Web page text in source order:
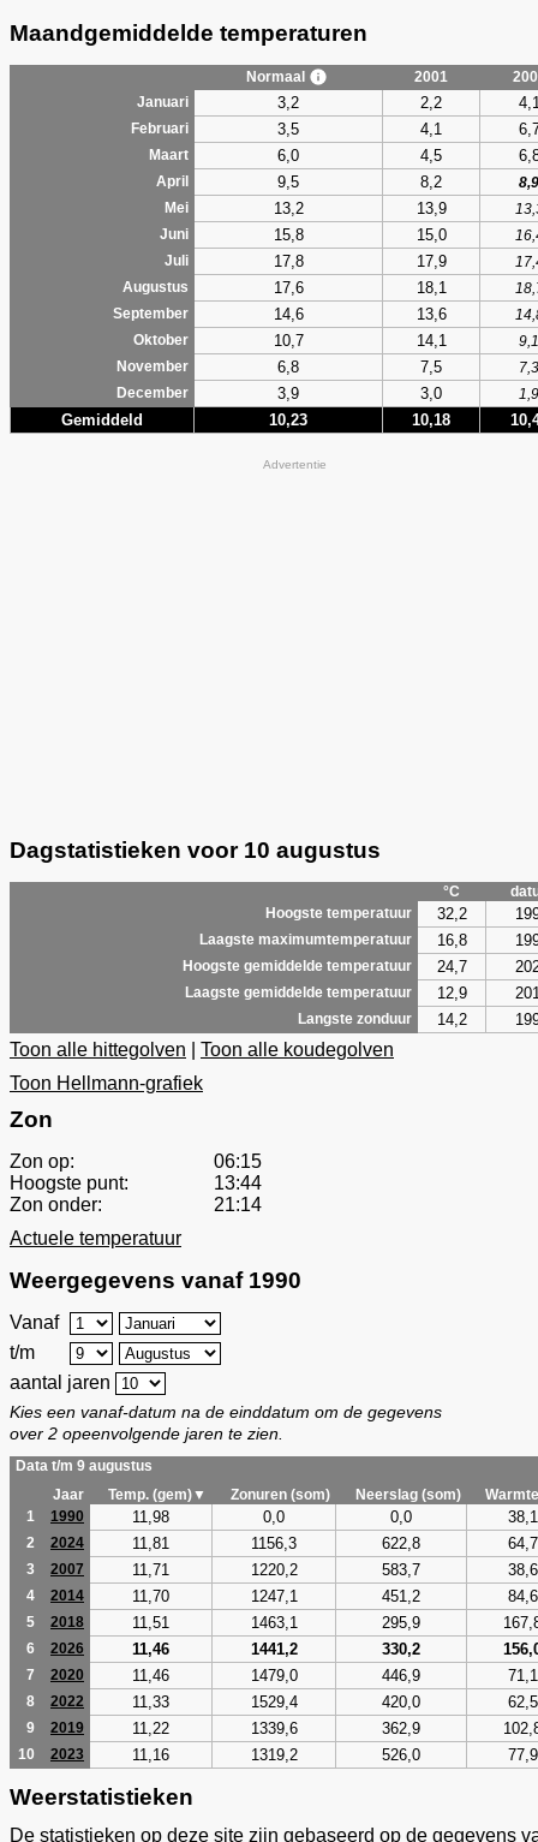
Maandgemiddelde temperaturen
Normaal 2001
Januari
3,2 2,2
Februari 3,5 4,1
Maart 6,0 4,5
April 9,5 8,2
8,9
Mei
13,2 13,9
Juni
15,8 15,0
Juli
17,8 17,9
Augustus
17,6 18,1
September
14,6 13,6
Oktober
10,7 14,1
9,1
November
6,8 7,5
7,3
December
3,9 3,0 1,9
Gemiddeld 10,23 10,18
Advertentie
Dagstatistieken voor 10 augustus
°C
Hoogste temperatuur
32,2
Laagste maximumtemperatuur 16,8
Hoogste gemiddelde temperatuur 24,7
Laagste gemiddelde temperatuur 12,9
Langste zonduur 14,2
Toon alle hittegolven
Toon alle koudegolven
Toon Hellmann-grafiek
Zon
Zon op:
06:15
Hoogste punt:
13:44
Zon onder:
21:14
Actuele temperatuur
Weergegevens vanaf 1990
Vanaf
t/m
aantal jaren
Kies een vanaf-datum na de einddatum om de gegevens
over 2 opeenvolgende jaren te zien.
Data t/m 9 augustus
Jaar
Temp. (gem)▼ Zonuren (som) Neerslag (som)
1
1990 11,98 0,0 0,0 38,1
2 2024 11,81 1156,3 622,8 64,7
3 2007 11,71 1220,2 583,7 38,6
4 2014 11,70 1247,1 451,2 84,6
5 2018 11,51 1463,1 295,9
6 2026 11,46 1441,2 330,2
7 2020 11,46 1479,0 446,9 71,1
8 2022 11,33 1529,4 420,0 62,5
9 2019 11,22 1339,6 362,9
10 2023 11,16 1319,2 526,0 77,9
Weerstatistieken
De statistieken op deze site zijn gebaseerd op de gegevens